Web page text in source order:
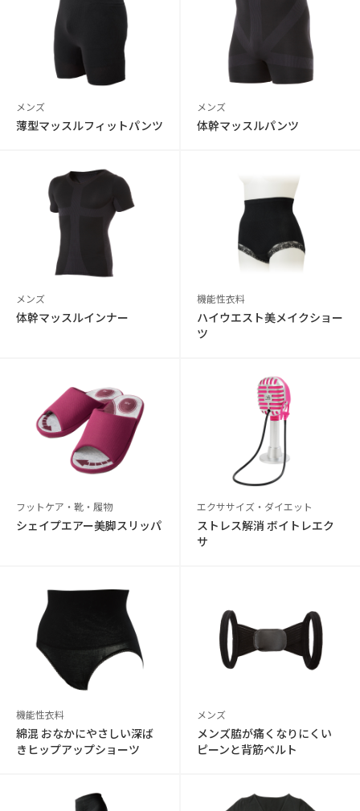
メンズ
薄型マッスルフィットパンツ
メンズ
体幹マッスルパンツ
メンズ
体幹マッスルインナー
機能性衣料
ハイウエスト美メイクショー
ツ
フットケア・靴・履物
シェイプエアー美脚スリッパ
エクササイズ・ダイエット
ストレス解消 ボイトレエク
サ
機能性衣料
綿混 おなかにやさしい深ば
きヒップアップショーツ
メンズ
メンズ脇が痛くなりにくい
ピーンと背筋ベルト